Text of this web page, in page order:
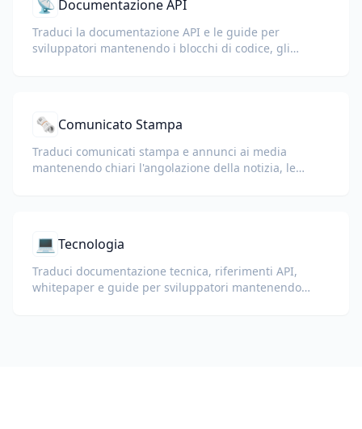
📡 Documentazione API
Traduci la documentazione API e le guide per
sviluppatori mantenendo i blocchi di codice, gli
🗞️ Comunicato Stampa
Traduci comunicati stampa e annunci ai media
mantenendo chiari l'angolazione della notizia, le
💻 Tecnologia
Traduci documentazione tecnica, riferimenti API,
whitepaper e guide per sviluppatori mantenendo